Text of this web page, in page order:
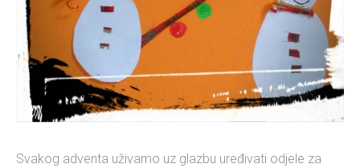
Svakog adventa uživamo uz glazbu uređivati odjele za